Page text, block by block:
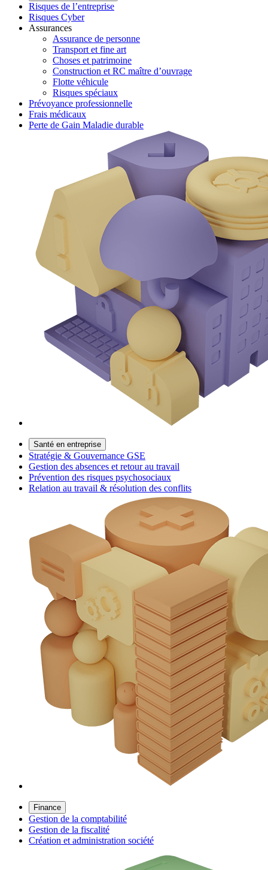
Risques de l’entreprise
Risques Cyber
Assurances
Assurance de personne
Transport et fine art
Choses et patrimoine
Construction et RC maître d’ouvrage
Flotte véhicule
Risques spéciaux
Prévoyance professionnelle
Frais médicaux
Perte de Gain Maladie durable
Santé en entreprise
Stratégie & Gouvernance GSE
Gestion des absences et retour au travail
Prévention des risques psychosociaux
Relation au travail & résolution des conflits
Finance
Gestion de la comptabilité
Gestion de la fiscalité
Création et administration société